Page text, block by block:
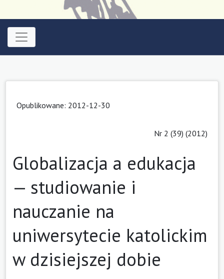
Opublikowane: 2012-12-30
Nr 2 (39) (2012)
Globalizacja a edukacja
— studiowanie i
nauczanie na
uniwersytecie katolickim
w dzisiejszej dobie